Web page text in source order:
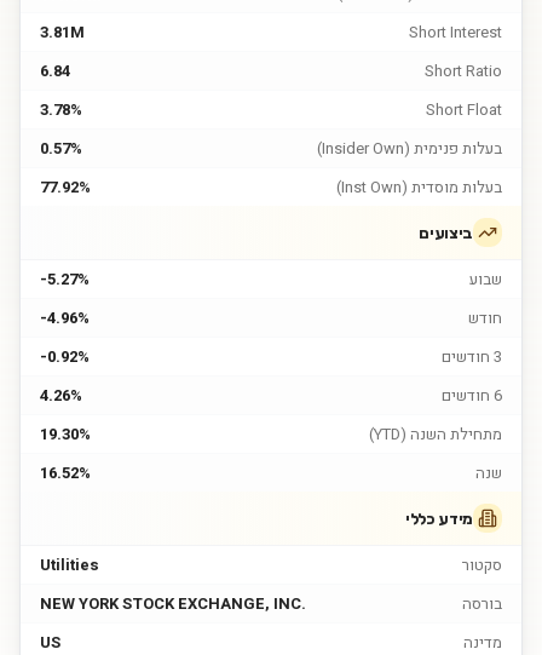
Short Interest
3.81M
Short Ratio
6.84
Short Float
3.78%
בעלות פנימית (Insider Own)
0.57%
בעלות מוסדית (Inst Own)
77.92%
ביצועים
שבוע
-5.27%
חודש
-4.96%
3 חודשים
-0.92%
6 חודשים
4.26%
מתחילת השנה (YTD)
19.30%
שנה
16.52%
מידע כללי
סקטור
Utilities
בורסה
NEW YORK STOCK EXCHANGE, INC.
מדינה
US